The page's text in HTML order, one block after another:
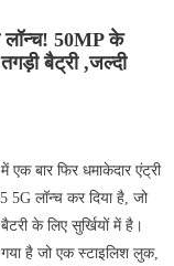
50MP के
बैट्री ,जल्दी
एक बार फिर धमाकेदार एंट्री
5G लॉन्च कर दिया है, जो
के लिए सुर्खियों में है।
है जो एक स्टाइलिश लुक,